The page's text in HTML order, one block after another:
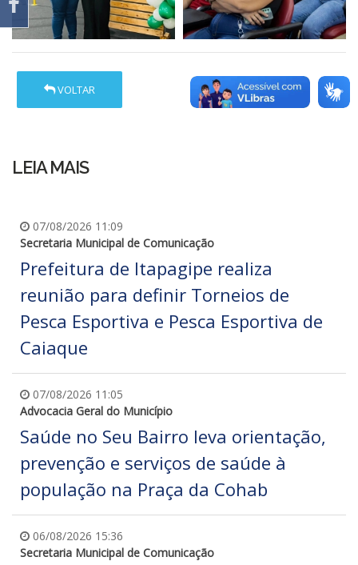
VOLTAR
LEIA MAIS
07/08/2026 11:09
Secretaria Municipal de Comunicação
Prefeitura de Itapagipe realiza
reunião para definir Torneios de
Pesca Esportiva e Pesca Esportiva de
Caiaque
07/08/2026 11:05
Advocacia Geral do Município
Saúde no Seu Bairro leva orientação,
prevenção e serviços de saúde à
população na Praça da Cohab
06/08/2026 15:36
Secretaria Municipal de Comunicação